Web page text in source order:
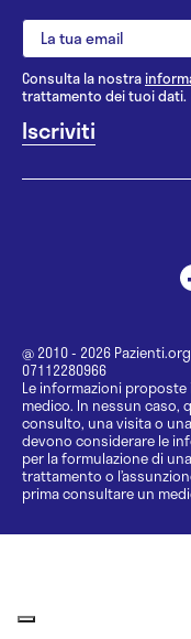
Consulta la nostra
trattamento dei tuoi dati.
@ 2010 - 2026
07112280966
Le informazioni
medico. In nessun
consulto, una visita o
devono considerare le
per la formulazione di
trattamento o
prima consultare un